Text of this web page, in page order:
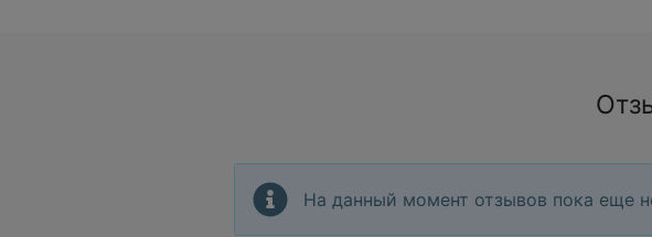
На данный момент отзывов пока еще